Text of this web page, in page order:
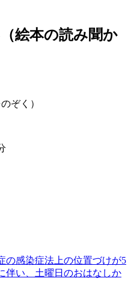
絵本の読み聞か
ぞく）
の感染症法上の位置づけが5
伴い、土曜日のおはなしか